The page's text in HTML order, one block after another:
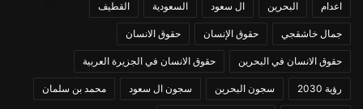
اعدام البحرين ال سعود السعودية القطيف
جمال خاشقجي حقوق الإنسان حقوق الانسان
حقوق الانسان في البحرين حقوق الانسان في الجزيرة العربية
رؤية 2030 سجون البحرين سجون ال سعود محمد بن سلمان